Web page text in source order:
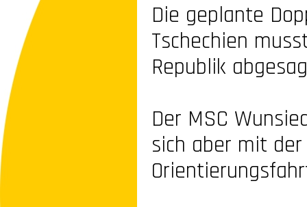
Die geplante
Tschechien
Republik
Der MSC
sich aber mit